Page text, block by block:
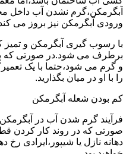
آبگرمکن،گرم نشدن آب داخل
ورودی آبگرمکن نیز بروز می
با رسوب گیری آبگرمکن و
برطرف می شود.در صورتی که
و گرم می شود،حتما با یک
را با او در میان بگذارید.
کم بودن شعله آبگرمکن
فرآیند گرم شدن آب در
صورتی که در روند کار کردن
دهانه نازل یا شیپور،ایرادی